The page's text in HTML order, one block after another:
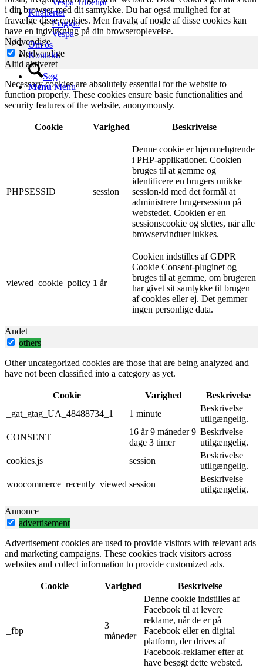
Vespa Tilbehør
Knallerter
Piaggio
Vespa
Om os
Kontakt.
Søg
Menu Menu
i din browser med dit samtykke. Du har også mulighed for at
fravælge disse cookies. Men fravalg af nogle af disse cookies kan
have en indvirkning på din browseroplevelse.
Nødvendige
Nødvendige
Altid aktiveret
Necessary cookies are absolutely essential for the website to
function properly. These cookies ensure basic functionalities and
security features of the website, anonymously.
Cookie Varighed Beskrivelse
PHPSESSID session
Denne cookie er hjemmehørende
i PHP-applikationer. Cookien
bruges til at gemme og
identificere en brugers unikke
session-id med det formål at
administrere brugersession på
webstedet. Cookien er en
sessionscookie og slettes, når alle
browservinduer lukkes.
viewed_cookie_policy 1 år
Cookien indstilles af GDPR
Cookie Consent-pluginet og
bruges til at gemme, om brugeren
har givet sit samtykke til brugen
af ​​cookies eller ej. Det gemmer
ingen personlige data.
Andet
others
Other uncategorized cookies are those that are being analyzed and
have not been classified into a category as yet.
Cookie Varighed
Beskrivelse
_gat_gtag_UA_48488734_1
1 minute
Beskrivelse
utilgængelig.
CONSENT
16 år 9 måneder 9
dage 3 timer
Beskrivelse
utilgængelig.
cookies.js
session
Beskrivelse
utilgængelig.
woocommerce_recently_viewed session
Beskrivelse
utilgængelig.
Annonce
advertisement
Advertisement cookies are used to provide visitors with relevant ads
and marketing campaigns. These cookies track visitors across
websites and collect information to provide customized ads.
Cookie Varighed Beskrivelse
_fbp
3
måneder
Denne cookie indstilles af
Facebook til at levere
reklame, når de er på
Facebook eller en digital
platform, der drives af
Facebook-reklamer efter at
have besøgt dette websted.